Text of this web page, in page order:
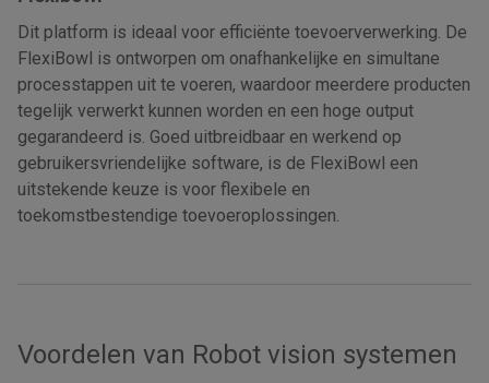
Dit platform is ideaal voor efficiënte toevoerverwerking. De
FlexiBowl is ontworpen om onafhankelijke en simultane
processtappen uit te voeren, waardoor meerdere producten
tegelijk verwerkt kunnen worden en een hoge output
gegarandeerd is. Goed uitbreidbaar en werkend op
gebruikersvriendelijke software, is de FlexiBowl een
uitstekende keuze is voor flexibele en
toekomstbestendige toevoeroplossingen.
Voordelen van Robot vision systemen